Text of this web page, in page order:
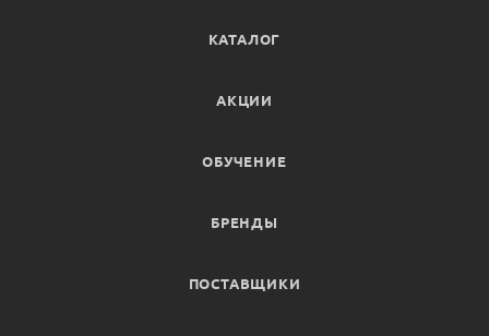
КАТАЛОГ
АКЦИИ
ОБУЧЕНИЕ
БРЕНДЫ
ПОСТАВЩИКИ